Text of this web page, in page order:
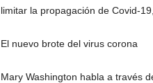
limitar la propagación de Covid-
El nuevo brote del virus corona
Mary Washington habla a través